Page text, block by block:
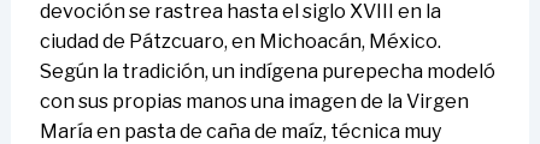
devoción se rastrea hasta el siglo XVIII en la
ciudad de Pátzcuaro, en Michoacán, México.
Según la tradición, un indígena purepecha modeló
con sus propias manos una imagen de la Virgen
María en pasta de caña de maíz, técnica muy